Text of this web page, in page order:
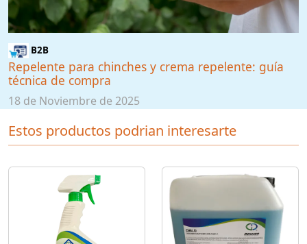
B2B
Repelente para chinches y crema repelente: guía
técnica de compra
18 de Noviembre de 2025
Estos productos podrian interesarte